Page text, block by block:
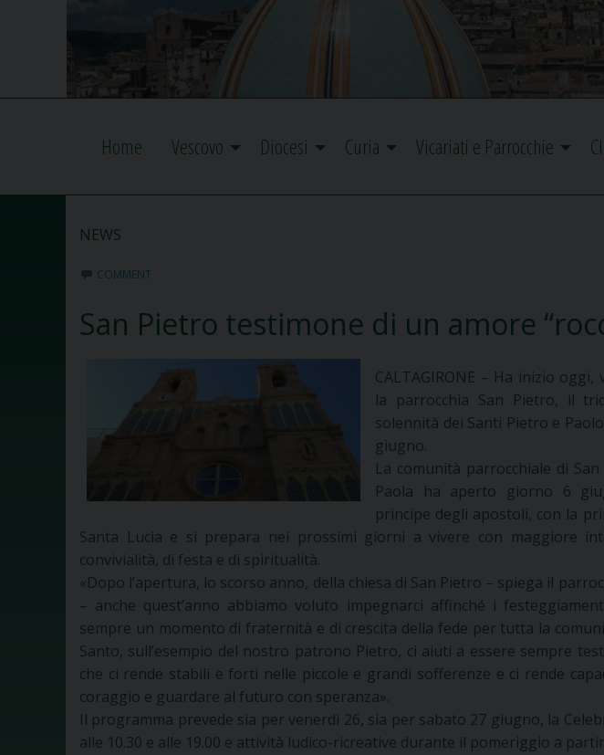
Home Vescovo Diocesi Curia Vicariati e Parrocchie
NEWS
COMMENT
San Pietro testimone di un amore
CALTAGIRONE – Ha inizio
la parrocchia San Pietro, il
solennità dei Santi Pietro e
giugno.
La comunità parrocchiale di
Paola ha aperto giorno 6
principe degli apostoli, con la
Santa Lucia e si prepara nei prossimi giorni a vivere con maggiore
convivialità, di festa e di spiritualità.
«Dopo l’apertura, lo scorso anno, della chiesa di San Pietro – spiega il
– anche quest’anno abbiamo voluto impegnarci affinché i
sempre un momento di fraternità e di crescita della fede per tutta la
Santo, sull’esempio del nostro patrono Pietro, ci aiuti a essere sempre
che ci rende stabili e forti nelle piccole e grandi sofferenze e ci rende
coraggio e guardare al futuro con speranza».
Il programma prevede sia per venerdì 26, sia per sabato 27 giugno, la
alle 10.30 e alle 19.00 e attività ludico-ricreative durante il pomeriggio a